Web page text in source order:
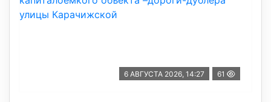
6 АВГУСТА 2026, 14:27 61